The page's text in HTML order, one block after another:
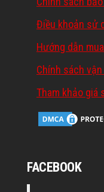
Điều khoản sử
Hướng dẫn
Chính sách
Tham khảo giá
FACEBOOK